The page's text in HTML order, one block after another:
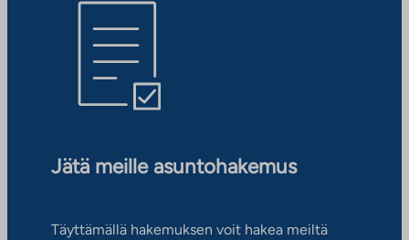
Jätä meille asuntohakemus
Täyttämällä hakemuksen voit hakea meiltä